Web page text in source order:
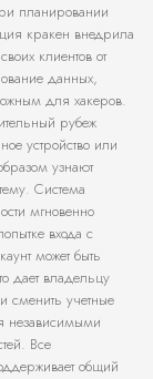
планировании
кракен внедрила
клиентов от
данных,
для хакеров.
рубеж
устройство или
узнают
Система
мгновенно
входа с
может быть
дает владельцу
сменить учетные
независимыми
Все
общий